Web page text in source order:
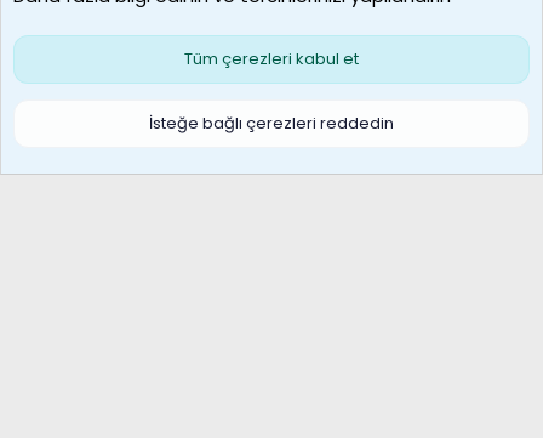
Çerezler
S
Tüm çerezleri kabul et
İsteğe bağlı çerezleri reddedin